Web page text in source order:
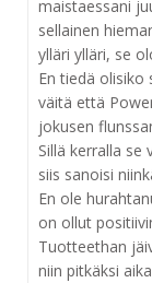
maistaessani
sellainen
ylläri ylläri, se
En tiedä olisiko
väitä että
jokusen
Sillä kerralla se
siis sanoisi
En ole
on ollut
Tuotteethan
niin pitkäksi